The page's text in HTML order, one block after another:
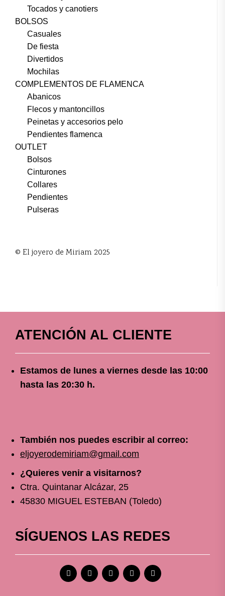
Tocados y canotiers
BOLSOS
Casuales
De fiesta
Divertidos
Mochilas
COMPLEMENTOS DE FLAMENCA
Abanicos
Flecos y mantoncillos
Peinetas y accesorios pelo
Pendientes flamenca
OUTLET
Bolsos
Cinturones
Collares
Pendientes
Pulseras
© El joyero de Miriam 2025
ATENCIÓN AL CLIENTE
Estamos de lunes a viernes desde las 10:00
hasta las 20:30 h.
También nos puedes escribir al correo:
eljoyerodemiriam@gmail.com
¿Quieres venir a visitarnos?
Ctra. Quintanar Alcázar, 25
45830 MIGUEL ESTEBAN (Toledo)
SÍGUENOS LAS REDES